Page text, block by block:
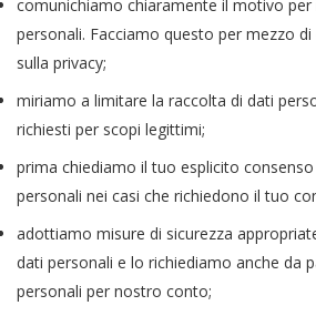
comunichiamo chiaramente il motivo
personali. Facciamo questo per mezzo
sulla privacy;
miriamo a limitare la raccolta di dati
richiesti per scopi legittimi;
prima chiediamo il tuo esplicito
personali nei casi che richiedono il tuo
adottiamo misure di sicurezza
dati personali e lo richiediamo anche da
personali per nostro conto;